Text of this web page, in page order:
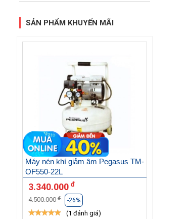
SẢN PHẨM KHUYẾN MÃI
Máy nén khí giảm âm Pegasus TM-
OF550-22L
3.340.000 đ
4.500.000đ -26%
(1 đánh giá)